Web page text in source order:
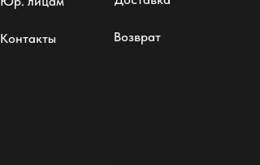
Возврат
Контакты